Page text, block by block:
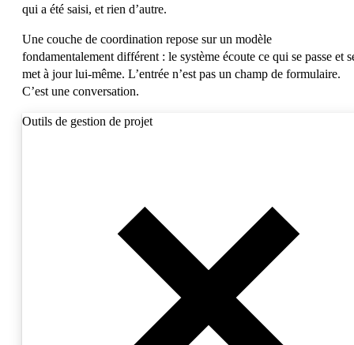
qui a été saisi, et rien d’autre.
Une couche de coordination repose sur un modèle
fondamentalement différent : le système écoute ce qui se passe et
met à jour lui-même. L’entrée n’est pas un champ de formulaire.
C’est une conversation.
Outils de gestion de projet